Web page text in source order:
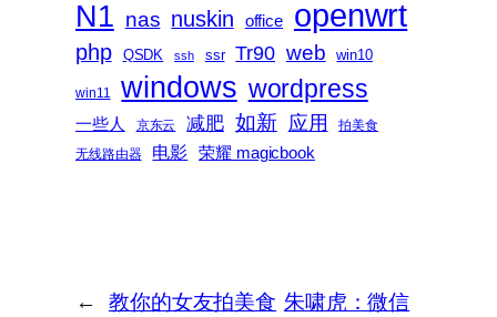
N1 nas nuskin office openwrt
php QSDK ssh ssr Tr90 web win10
win11 windows wordpress
一些人 京东云 减肥 如新 应用
拍美食
无线路由器
电影 荣耀 magicbook
←
教你的女友拍美食 朱啸虎：微信